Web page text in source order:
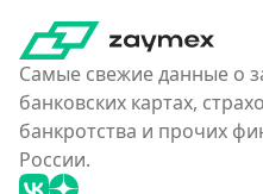
180000 руб
200000 руб
300000 руб
350 тысяч
Самые свежие данные о
банковских картах,
банкротства и прочих
России.